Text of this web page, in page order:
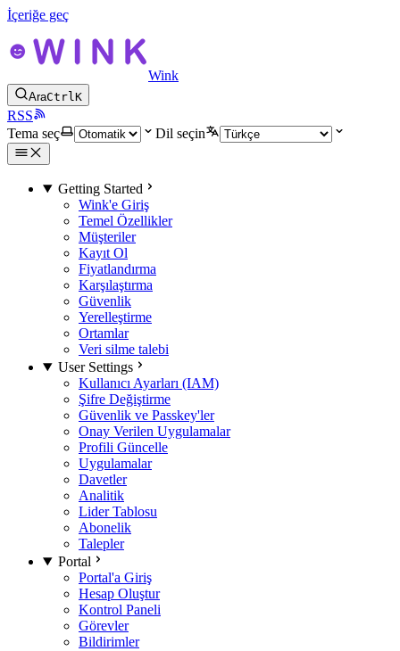
İçeriğe geç
Wink
AraCtrlK
RSS
Tema seç
Dil seçin
Getting Started
Wink'e Giriş
Temel Özellikler
Müşteriler
Kayıt Ol
Fiyatlandırma
Karşılaştırma
Güvenlik
Yerelleştirme
Ortamlar
Veri silme talebi
User Settings
Kullanıcı Ayarları (IAM)
Şifre Değiştirme
Güvenlik ve Passkey'ler
Onay Verilen Uygulamalar
Profili Güncelle
Uygulamalar
Davetler
Analitik
Lider Tablosu
Abonelik
Talepler
Portal
Portal'a Giriş
Hesap Oluştur
Kontrol Paneli
Görevler
Bildirimler